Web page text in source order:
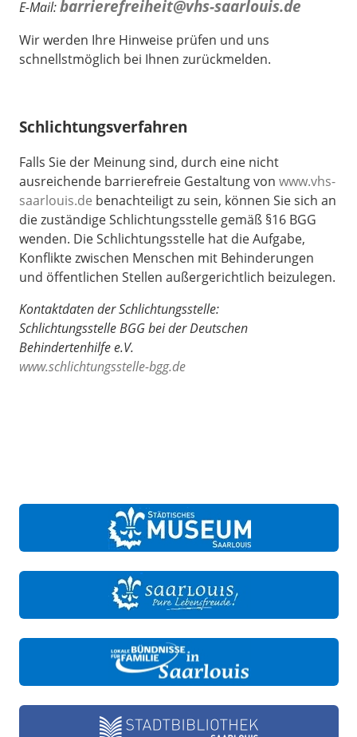
E-Mail:barrierefreiheit@vhs-saarlouis.de
Wir werden Ihre Hinweise prüfen und uns
schnellstmöglich bei Ihnen zurückmelden.
Schlichtungsverfahren
Falls Sie der Meinung sind, durch eine nicht
ausreichende barrierefreie Gestaltung von www.vhs-
saarlouis.de benachteiligt zu sein, können Sie sich an
die zuständige Schlichtungsstelle gemäß §16 BGG
wenden. Die Schlichtungsstelle hat die Aufgabe,
Konflikte zwischen Menschen mit Behinderungen
und öffentlichen Stellen außergerichtlich beizulegen.
Kontaktdaten der Schlichtungsstelle:
Schlichtungsstelle BGG bei der Deutschen
Behindertenhilfe e.V.
www.schlichtungsstelle-bgg.de